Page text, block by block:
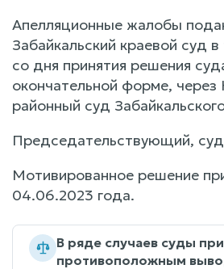
Апелляционные жалобы
Забайкальский краевой суд
со дня принятия решения
окончательной форме, через
районный суд
Председательствующий,
Мотивированное решение
04.06.2023 года.
В ряде случаев суды
противоположным